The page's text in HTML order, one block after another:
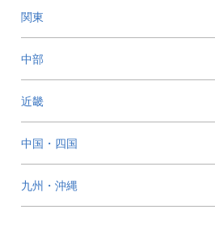
関東
中部
近畿
中国・四国
九州・沖縄